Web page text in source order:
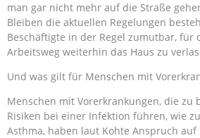
man gar nicht mehr auf die Straße
Bleiben die aktuellen Regelungen
Beschäftigte in der Regel zumutbar, für
Arbeitsweg weiterhin das Haus zu
Und was gilt für Menschen mit
Menschen mit Vorerkrankungen, die zu
Risiken bei einer Infektion führen, wie
Asthma, haben laut Kohte Anspruch auf